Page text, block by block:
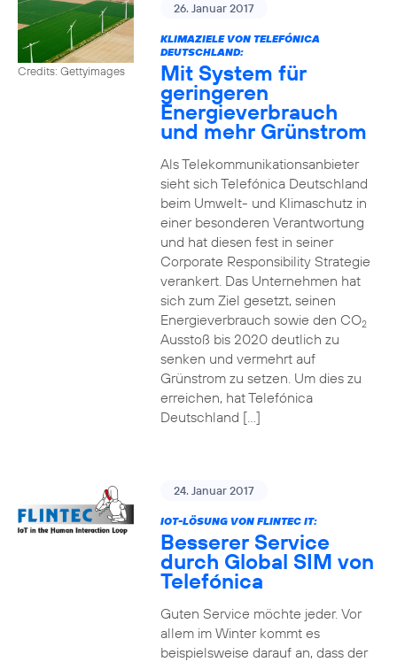
Credits: Gettyimages
26. Januar 2017
KLIMAZIELE VON TELEFÓNICA
DEUTSCHLAND:
Mit System für
geringeren
Energieverbrauch
und mehr Grünstrom
Als Telekommunikationsanbieter
sieht sich Telefónica Deutschland
beim Umwelt- und Klimaschutz in
einer besonderen Verantwortung
und hat diesen fest in seiner
Corporate Responsibility Strategie
verankert. Das Unternehmen hat
sich zum Ziel gesetzt, seinen
Energieverbrauch sowie den CO2
Ausstoß bis 2020 deutlich zu
senken und vermehrt auf
Grünstrom zu setzen. Um dies zu
erreichen, hat Telefónica
Deutschland […]
24. Januar 2017
IOT-LÖSUNG VON FLINTEC IT:
Besserer Service
durch Global SIM von
Telefónica
Guten Service möchte jeder. Vor
allem im Winter kommt es
beispielsweise darauf an, dass der